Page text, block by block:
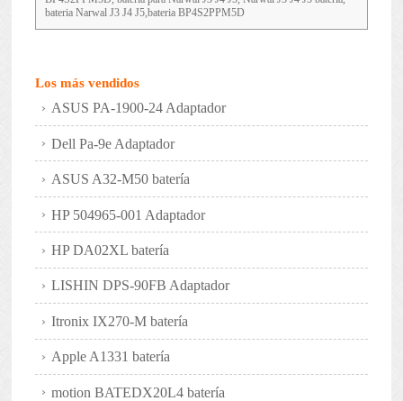
bateria Narwal J3 J4 J5,bateria BP4S2PPM5D
Los más vendidos
ASUS PA-1900-24 Adaptador
Dell Pa-9e Adaptador
ASUS A32-M50 batería
HP 504965-001 Adaptador
HP DA02XL batería
LISHIN DPS-90FB Adaptador
Itronix IX270-M batería
Apple A1331 batería
motion BATEDX20L4 batería